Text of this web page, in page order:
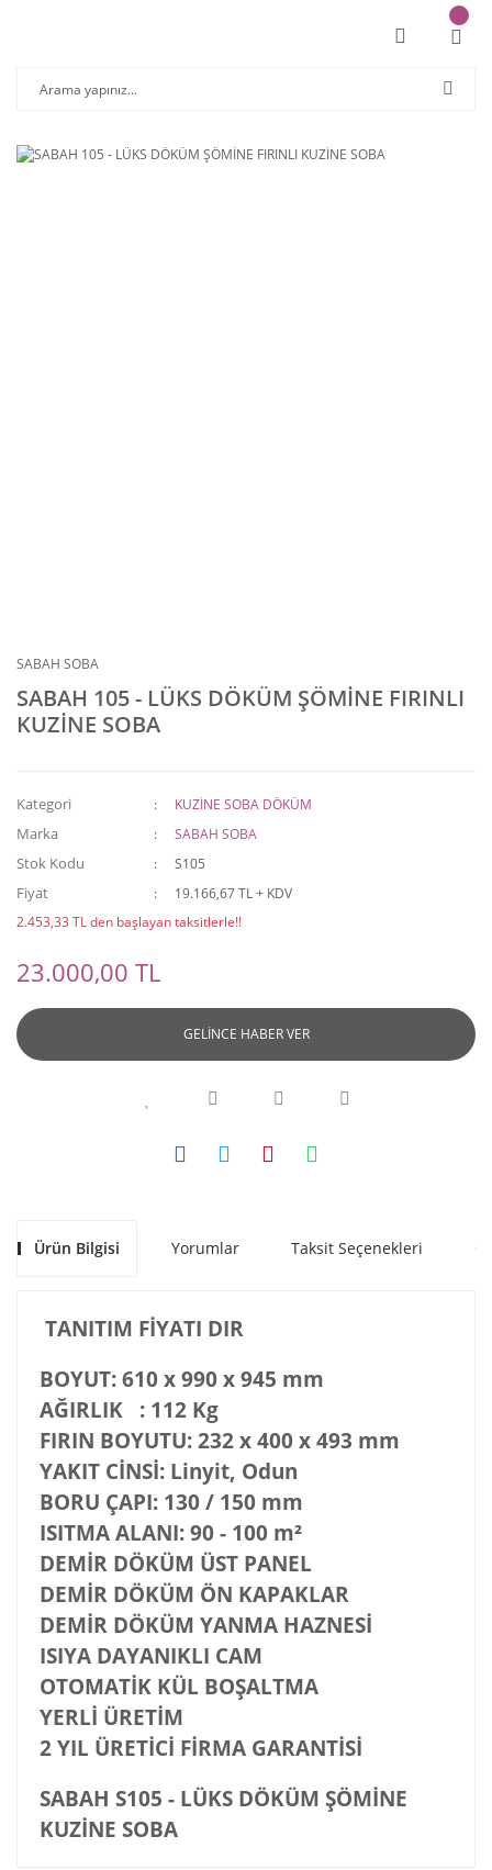
SABAH SOBA
SABAH 105 - LÜKS DÖKÜM ŞÖMİNE FIRINLI
KUZİNE SOBA
Kategori KUZİNE SOBA DÖKÜM
Marka SABAH SOBA
Stok Kodu S105
Fiyat
19.166,67 TL + KDV
2.453,33 TL den başlayan taksitlerle!!
23.000,00 TL
GELİNCE HABER VER
Ürün Bilgisi Yorumlar Taksit Seçenekleri
TANITIM FİYATI DIR
BOYUT: 610 x 990 x 945 mm
AĞIRLIK : 112 Kg
FIRIN BOYUTU: 232 x 400 x 493 mm
YAKIT CİNSİ: Linyit, Odun
BORU ÇAPI: 130 / 150 mm
ISITMA ALANI: 90 - 100 m²
DEMİR DÖKÜM ÜST PANEL
DEMİR DÖKÜM ÖN KAPAKLAR
DEMİR DÖKÜM YANMA HAZNESİ
ISIYA DAYANIKLI CAM
OTOMATİK KÜL BOŞALTMA
YERLİ ÜRETİM
2 YIL ÜRETİCİ FİRMA GARANTİSİ
SABAH S105 - LÜKS DÖKÜM ŞÖMİNE
KUZİNE SOBA